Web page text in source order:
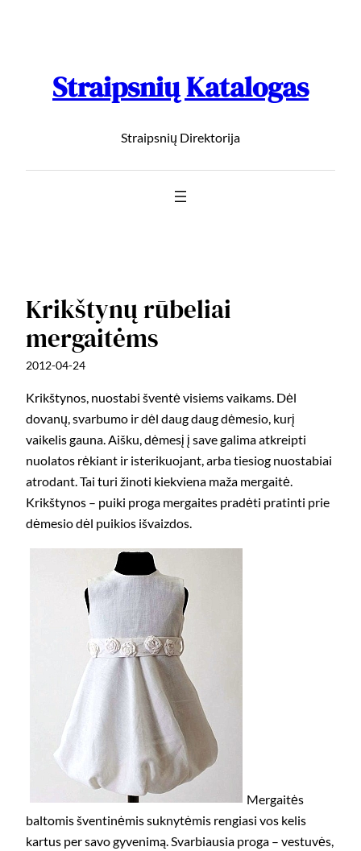
Straipsnių Katalogas
Straipsnių Direktorija
Krikštynų rūbeliai
mergaitėms
2012-04-24
Krikštynos, nuostabi šventė visiems vaikams. Dėl
dovanų, svarbumo ir dėl daug daug dėmesio, kurį
vaikelis gauna. Aišku, dėmesį į save galima atkreipti
nuolatos rėkiant ir isterikuojant, arba tiesiog nuostabiai
atrodant. Tai turi žinoti kiekviena maža mergaitė.
Krikštynos – puiki proga mergaites pradėti pratinti prie
dėmesio dėl puikios išvaizdos.
Mergaitės
baltomis šventinėmis suknytėmis rengiasi vos kelis
kartus per savo gyvenimą. Svarbiausia proga – vestuvės,